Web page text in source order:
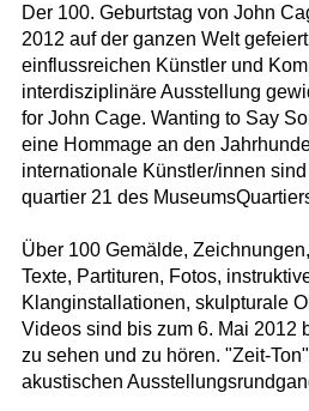
Der 100. Geburtstag von John
2012 auf der ganzen Welt
einflussreichen Künstler und
interdisziplinäre Ausstellung
for John Cage. Wanting to Say
eine Hommage an den
internationale Künstler/innen
quartier 21 des
Über 100 Gemälde,
Texte, Partituren, Fotos,
Klanginstallationen, skulpturale
Videos sind bis zum 6. Mai 2012
zu sehen und zu hören. "Zeit-
akustischen